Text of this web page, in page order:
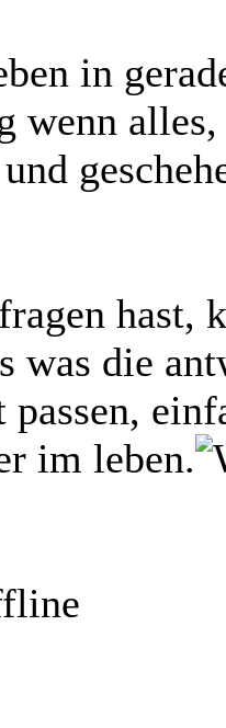
in
alles,
hast,
was die
im leben.